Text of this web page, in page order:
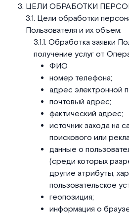
ЦЕЛИ ОБРАБОТКИ
Цели обработки
Пользователя и их объем:
Обработка заявки
получение услуг от
ФИО
номер телефона;
адрес электронной
почтовый адрес;
фактический адрес;
источник захода на
поискового или
данные о
(среди которых
другие атрибуты,
пользовательское
геопозиция;
информация о